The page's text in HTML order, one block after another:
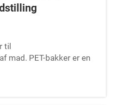
til
mad. PET-bakker er en
og emballage af
kombination af
og